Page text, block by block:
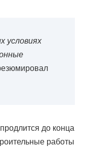
условиях
до конца
работы